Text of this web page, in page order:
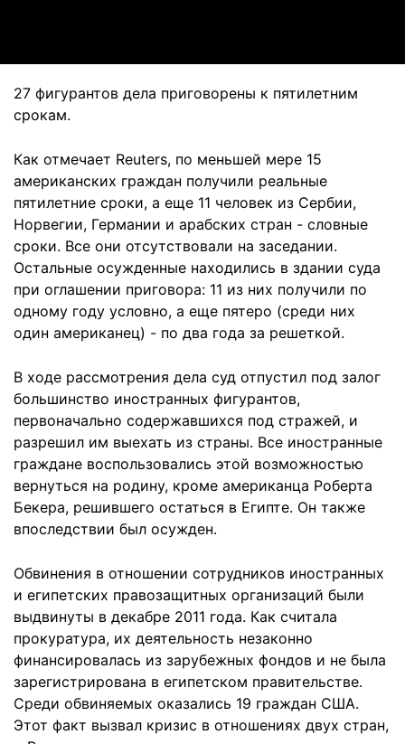
27 фигурантов дела приговорены к пятилетним
срокам.
Как отмечает Reuters, по меньшей мере 15
американских граждан получили реальные
пятилетние сроки, а еще 11 человек из Сербии,
Норвегии, Германии и арабских стран - словные
сроки. Все они отсутствовали на заседании.
Остальные осужденные находились в здании суда
при оглашении приговора: 11 из них получили по
одному году условно, а еще пятеро (среди них
один американец) - по два года за решеткой.
В ходе рассмотрения дела суд отпустил под залог
большинство иностранных фигурантов,
первоначально содержавшихся под стражей, и
разрешил им выехать из страны. Все иностранные
граждане воспользовались этой возможностью
вернуться на родину, кроме американца Роберта
Бекера, решившего остаться в Египте. Он также
впоследствии был осужден.
Обвинения в отношении сотрудников иностранных
и египетских правозащитных организаций были
выдвинуты в декабре 2011 года. Как считала
прокуратура, их деятельность незаконно
финансировалась из зарубежных фондов и не была
зарегистрирована в египетском правительстве.
Среди обвиняемых оказались 19 граждан США.
Этот факт вызвал кризис в отношениях двух стран,